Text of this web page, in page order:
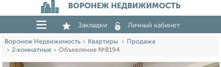
ВОРОНЕЖ НЕДВИЖИМОСТЬ
Закладки Личный кабинет
Воронеж Недвижимость Квартиры
Продажа
2‑комнатные
Объявление №8194